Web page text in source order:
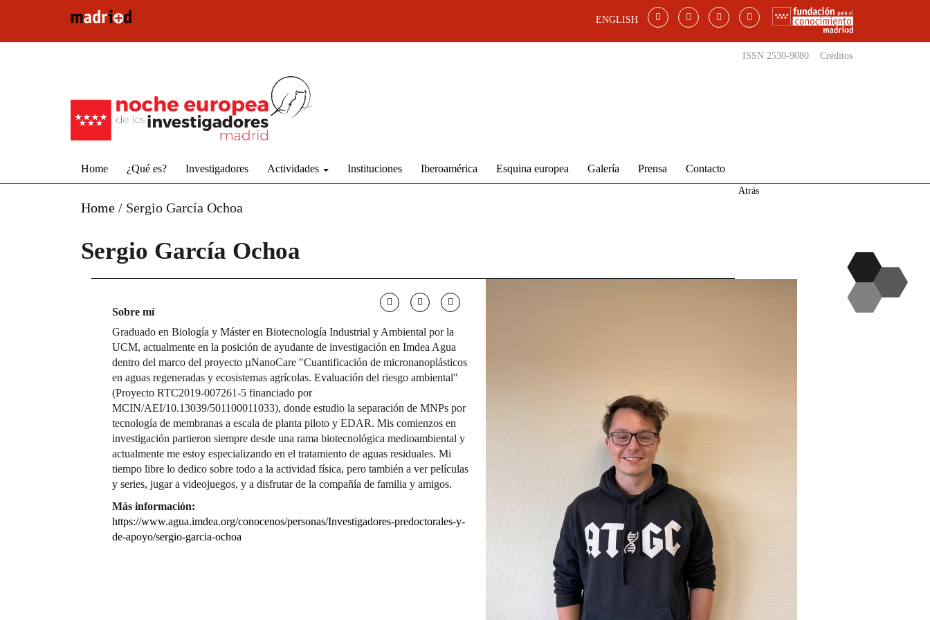
ENGLISH
ISSN 2530-9080 Créditos
Home ¿Qué es? Investigadores Actividades Instituciones Iberoamérica Esquina europea Galería Prensa Contacto
Home / Sergio García Ochoa
Atrás
Sergio García Ochoa
Sobre mí
Graduado en Biología y Máster en Biotecnología Industrial y Ambiental por la
UCM, actualmente en la posición de ayudante de investigación en Imdea Agua
dentro del marco del proyecto µNanoCare "Cuantificación de micronanoplásticos
en aguas regeneradas y ecosistemas agrícolas. Evaluación del riesgo ambiental"
(Proyecto RTC2019-007261-5 financiado por
MCIN/AEI/10.13039/501100011033), donde estudio la separación de MNPs por
tecnología de membranas a escala de planta piloto y EDAR. Mis comienzos en
investigación partieron siempre desde una rama biotecnológica medioambiental y
actualmente me estoy especializando en el tratamiento de aguas residuales. Mi
tiempo libre lo dedico sobre todo a la actividad física, pero también a ver películas
y series, jugar a videojuegos, y a disfrutar de la compañía de familia y amigos.
Más información:
https://www.agua.imdea.org/conocenos/personas/Investigadores-predoctorales-y-
de-apoyo/sergio-garcia-ochoa